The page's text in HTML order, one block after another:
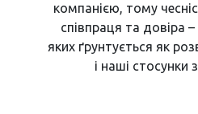
компанією, тому
співпраця та довіра –
яких ґрунтується як
і наші стосунки